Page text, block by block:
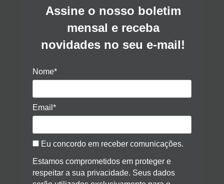
Assine o nosso boletim
mensal e receba
novidades no seu e-mail!
Nome*
Email*
Eu concordo em receber comunicações.
Estamos comprometidos em proteger e
respeitar a sua privacidade. Seus dados